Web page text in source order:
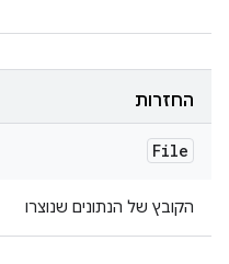
החזרות
File
הקובץ של הנתונים שנוצרו